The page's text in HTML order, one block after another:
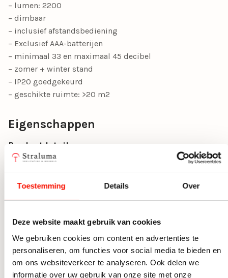
Toestemming Details Over
Deze website maakt gebruik van cookies
We gebruiken cookies om content en advertenties te
personaliseren, om functies voor social media te bieden en
om ons websiteverkeer te analyseren. Ook delen we
informatie over uw gebruik van onze site met onze
– lumen: 2200
– dimbaar
– inclusief afstandsbediening
– Exclusief AAA-batterijen
– minimaal 33 en maximaal 45 decibel
– zomer + winter stand
– IP20 goedgekeurd
– geschikte ruimte: >20 m2
Eigenschappen
Productdetails
Artikelnummer
Materiaal Hout, Metaal
Kleur Zwart